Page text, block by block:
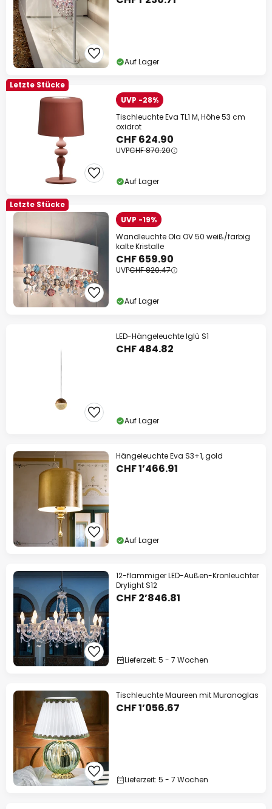
Auf Lager
Letzte Stücke
UVP -28%
Tischleuchte Eva TL1 M, Höhe 53 cm
oxidrot
CHF 624.90
UVPCHF 870.20
Auf Lager
Letzte Stücke
UVP -19%
Wandleuchte Ola OV 50 weiß/farbig
kalte Kristalle
CHF 659.90
UVPCHF 820.47
Auf Lager
LED-Hängeleuchte Iglù S1
CHF 484.82
Auf Lager
Hängeleuchte Eva S3+1, gold
CHF 1’466.91
Auf Lager
12-flammiger LED-Außen-Kronleuchter
Drylight S12
CHF 2’846.81
Lieferzeit: 5 - 7 Wochen
Tischleuchte Maureen mit Muranoglas
CHF 1’056.67
Lieferzeit: 5 - 7 Wochen